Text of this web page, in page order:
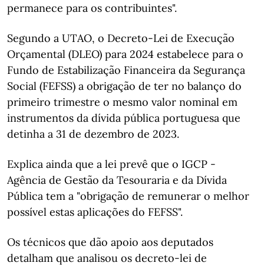
permanece para os contribuintes".
Segundo a UTAO, o Decreto-Lei de Execução
Orçamental (DLEO) para 2024 estabelece para o
Fundo de Estabilização Financeira da Segurança
Social (FEFSS) a obrigação de ter no balanço do
primeiro trimestre o mesmo valor nominal em
instrumentos da dívida pública portuguesa que
detinha a 31 de dezembro de 2023.
Explica ainda que a lei prevê que o IGCP -
Agência de Gestão da Tesouraria e da Dívida
Pública tem a "obrigação de remunerar o melhor
possível estas aplicações do FEFSS".
Os técnicos que dão apoio aos deputados
detalham que analisou os decreto-lei de